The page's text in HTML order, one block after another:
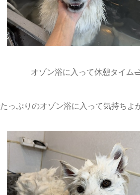
オゾン浴に入って休憩タイム
たっぷりのオゾン浴に入って気持ちよ